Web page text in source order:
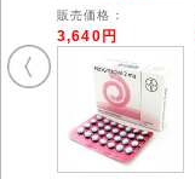
ことがあります。本剤と
消に努めることも重要で
3日以上服用しても効果
してください。
◆本剤は国内では医師の
文は英文の能書を翻訳し
見解 と異なる場合があ
販売価格：
3,640円